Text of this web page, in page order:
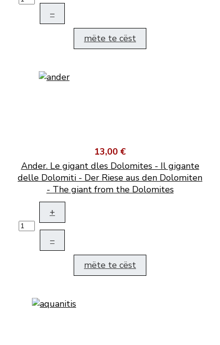
–
mëte te cëst
13,00 €
Ander. Le gigant dles Dolomites - Il gigante
delle Dolomiti - Der Riese aus den Dolomiten
- The giant from the Dolomites
+
–
mëte te cëst